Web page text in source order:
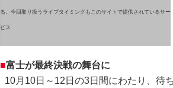
る。今回取り扱うライブタイミングもこのサイトで提供されているサー
ビス
■富士が最終決戦の舞台に
10月10日～12日の3日間にわたり、待